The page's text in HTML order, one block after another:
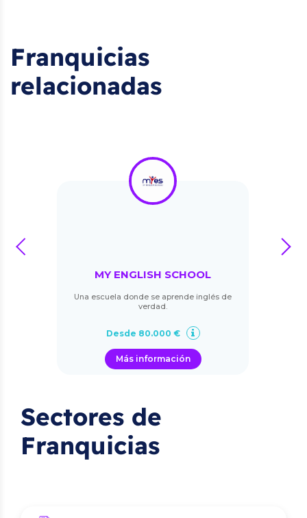
Franquicias
relacionadas
MY ENGLISH SCHOOL
Una escuela donde se aprende inglés de
verdad.
Desde 80.000 €
Más información
prev next
Sectores de
Franquicias